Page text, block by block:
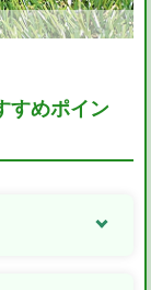
すめポイン